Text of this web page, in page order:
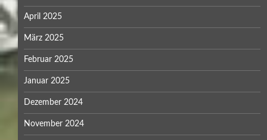
April 2025
März 2025
Februar 2025
Januar 2025
Dezember 2024
November 2024